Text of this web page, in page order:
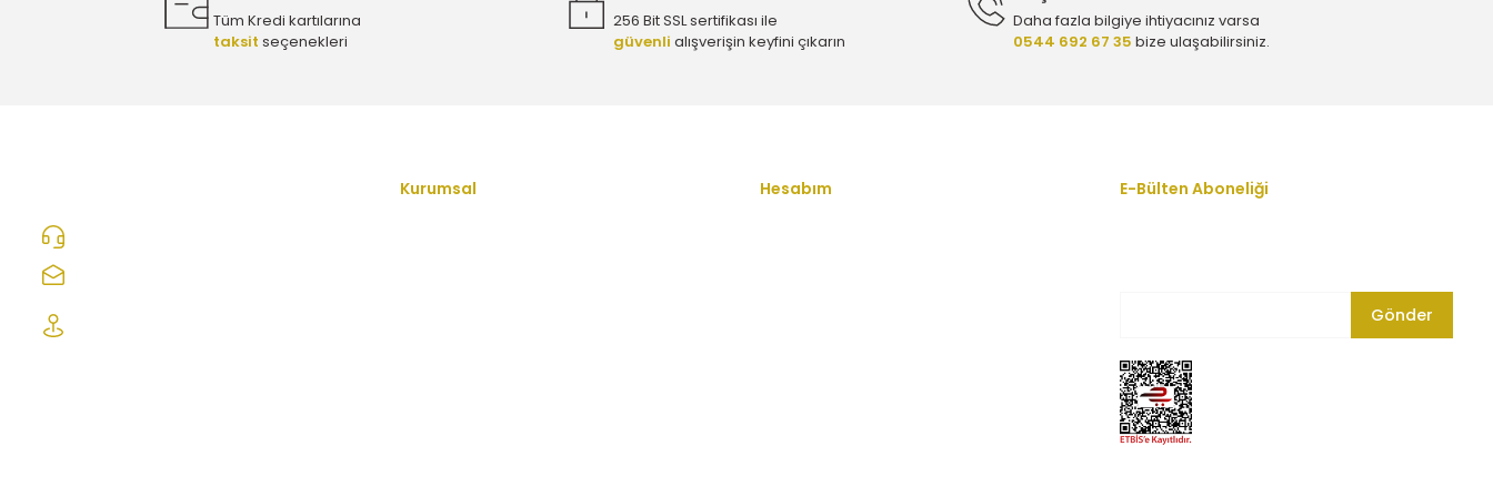
Tüm Kredi kartılarına
taksit seçenekleri
256 Bit SSL sertifikası ile
güvenli alışverişin keyfini çıkarın
Daha fazla bilgiye ihtiyacınız varsa
0544 692 67 35 bize ulaşabilirsiniz.
Kurumsal Hesabım E-Bülten Aboneliği
Gönder